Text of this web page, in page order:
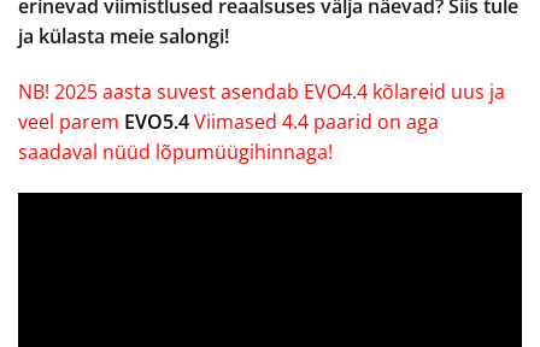
erinevad viimistlused reaalsuses välja näevad? Siis tule
ja külasta meie salongi!
NB! 2025 aasta suvest asendab EVO4.4 kõlareid uus ja
veel parem EVO5.4Viimased 4.4 paarid on aga
saadaval nüüd lõpumüügihinnaga!